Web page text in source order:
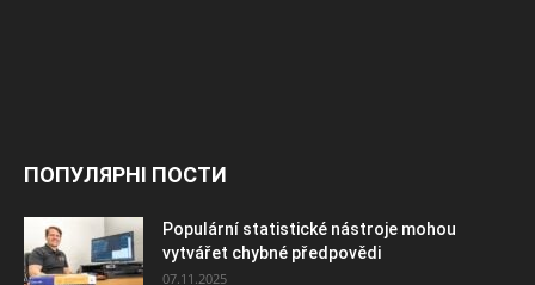
ПОПУЛЯРНІ ПОСТИ
Populární statistické nástroje mohou
vytvářet chybné předpovědi
07.11.2025